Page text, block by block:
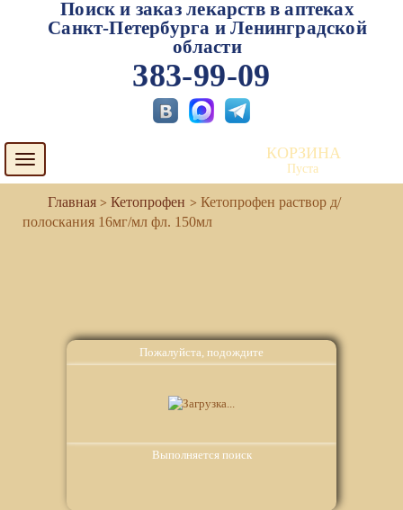
Пожалуйста, подождите
Выполняется поиск
Поиск и заказ лекарств в аптеках
Санкт-Петербурга и Ленинградской
области
383-99-09
Toggle
navigation
КОРЗИНА
Пуста
Кетопрофен
Кетопрофен раствор д/
полоскания 16мг/мл фл. 150мл